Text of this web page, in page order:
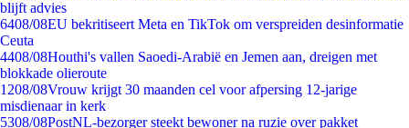
blijft advies
6408/08EU bekritiseert Meta en TikTok om verspreiden desinformatie
Ceuta
4408/08Houthi's vallen Saoedi-Arabië en Jemen aan, dreigen met
blokkade olieroute
1208/08Vrouw krijgt 30 maanden cel voor afpersing 12-jarige
misdienaar in kerk
5308/08PostNL-bezorger steekt bewoner na ruzie over pakket